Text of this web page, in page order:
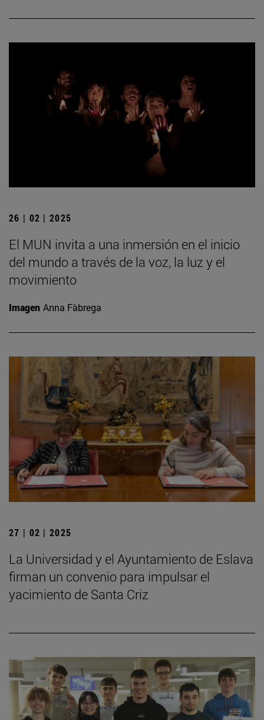
26 | 02 | 2025
El MUN invita a una inmersión en el inicio
del mundo a través de la voz, la luz y el
movimiento
Imagen Anna Fàbrega
27 | 02 | 2025
La Universidad y el Ayuntamiento de Eslava
firman un convenio para impulsar el
yacimiento de Santa Criz